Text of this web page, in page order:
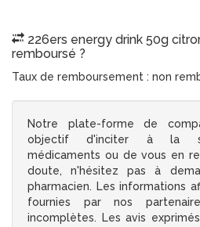
226ers energy drink 50g
remboursé ?
Taux de remboursement : non
Notre plate-forme de
objectif d'inciter à la
médicaments ou de vous en
doute, n'hésitez pas à
pharmacien. Les informations
fournies par nos
incomplètes. Les avis